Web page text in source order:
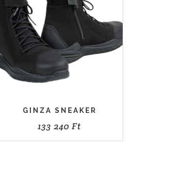
GINZA SNEAKER
133 240Ft